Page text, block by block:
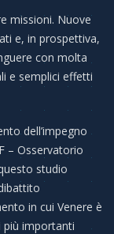
missioni. Nuove
e, in prospettiva,
con molta
e semplici effetti
dell’impegno
– Osservatorio
studio
in cui Venere è
più importanti